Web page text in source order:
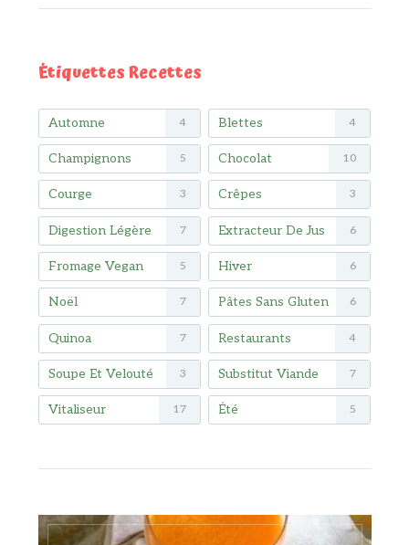
Étiquettes Recettes
Automne 4 Blettes 4
Champignons 5 Chocolat 10
Courge 3 Crêpes 3
Digestion Légère 7 Extracteur De Jus 6
Fromage Vegan 5 Hiver 6
Noël 7 Pâtes Sans Gluten 6
Quinoa 7 Restaurants 4
Soupe Et Velouté 3 Substitut Viande 7
Vitaliseur 17 Été 5